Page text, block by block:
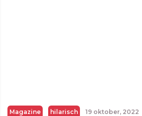
Magazine hilarisch 19 oktober, 2022